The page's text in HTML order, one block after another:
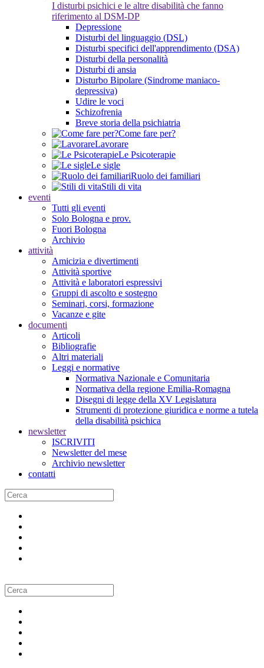
I disturbi psichici e le altre disabilità che fanno
riferimento al DSM-DP
Depressione
Disturbi del linguaggio (DSL)
Disturbi specifici dell'apprendimento (DSA)
Disturbi della personalità
Disturbi di ansia
Disturbo Bipolare (Sindrome maniaco-
depressiva)
Udire le voci
Schizofrenia
Breve storia della psichiatria
Come fare per?
Lavorare
Le Psicoterapie
Le sigle
Ruolo dei familiari
Stili di vita
eventi
Tutti gli eventi
Solo Bologna e prov.
Fuori Bologna
Archivio
attività
Amicizia e divertimenti
Attività sportive
Attività e laboratori espressivi
Gruppi di ascolto e sostegno
Seminari, corsi, formazione
Vacanze e gite
documenti
Articoli
Bibliografie
Altri materiali
Leggi e normative
Normativa Nazionale e Comunitaria
Normativa della regione Emilia-Romagna
Disegni di legge della XV Legislatura
Strumenti di protezione giuridica e norme a tutela
della disabilità psichica
newsletter
ISCRIVITI
Newsletter del mese
Archivio newsletter
contatti